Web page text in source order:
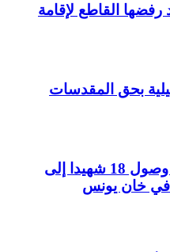
رفضها القاطع لإقامة
بحق المقدسات
الاحتلال يواصل جرائمه.. وصول 18 شهيدا إلى
في خان يونس